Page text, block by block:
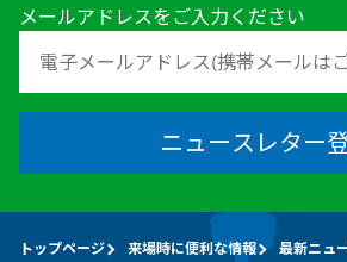
メールアドレスをご入力ください
ニュースレター
トップページ 来場時に便利な情報 最新ニュ